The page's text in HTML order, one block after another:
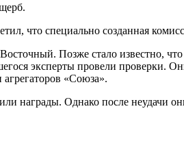
что специально созданная
Позже стало известно,
эксперты провели проверки.
агрегаторов «Союза».
награды. Однако после неудачи